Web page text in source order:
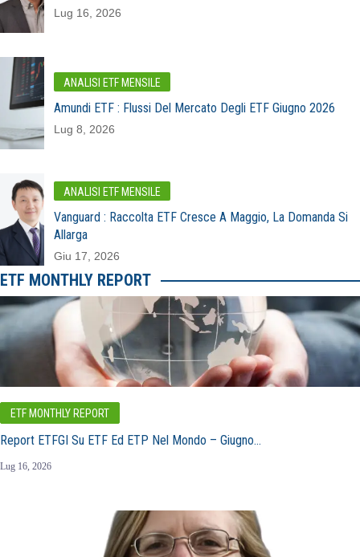
Lug 16, 2026
ANALISI ETF MENSILE
Amundi ETF : Flussi Del Mercato Degli ETF Giugno 2026
Lug 8, 2026
ANALISI ETF MENSILE
Vanguard : Raccolta ETF Cresce A Maggio, La Domanda Si
Allarga
Giu 17, 2026
ETF MONTHLY REPORT
ETF MONTHLY REPORT
Report ETFGI Su ETF Ed ETP Nel Mondo – Giugno…
Lug 16, 2026